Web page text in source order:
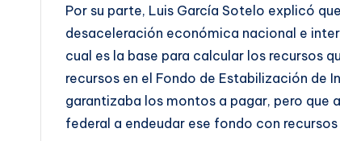
Por su parte, Luis García Sotelo explicó
desaceleración económica nacional e
cual es la base para calcular los recursos
recursos en el Fondo de Estabilización de
garantizaba los montos a pagar, pero que
federal a endeudar ese fondo con